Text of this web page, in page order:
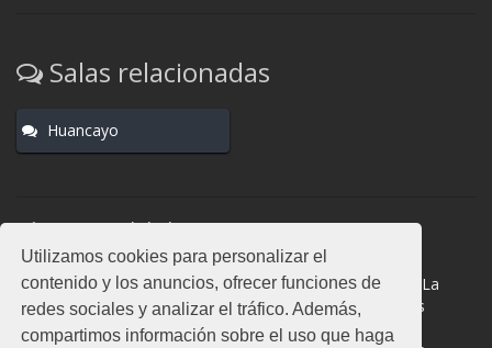
Utilizamos cookies para personalizar el
contenido y los anuncios, ofrecer funciones de
redes sociales y analizar el tráfico. Además,
compartimos información sobre el uso que haga
Salas relacionadas
Huancayo
Normas del chat
#Junin es una sala donde participan cientos de personas.
Mantén la educación y compórtate como en la vida real. La
privacidad de los usuarios es muy importante, no facilites
información de terceros. Todas las salas cuentan con